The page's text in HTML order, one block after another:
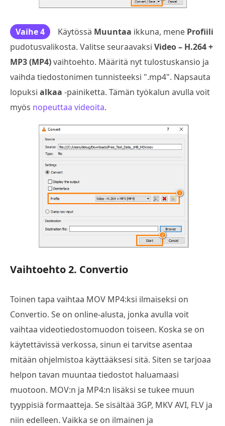
Vaihe 4 Käytössä Muuntaa ikkuna, mene Profiili
pudotusvalikosta. Valitse seuraavaksi Video – H.264 +
MP3 (MP4)vaihtoehto. Määritä nyt tulostuskansio ja
vaihda tiedostonimen tunnisteeksi ".mp4". Napsauta
lopuksi alkaa -painiketta. Tämän työkalun avulla voit
myös nopeuttaa videoita.
Vaihtoehto 2. Convertio
Toinen tapa vaihtaa MOV MP4:ksi ilmaiseksi on
Convertio. Se on online-alusta, jonka avulla voit
vaihtaa videotiedostomuodon toiseen. Koska se on
käytettävissä verkossa, sinun ei tarvitse asentaa
mitään ohjelmistoa käyttääksesi sitä. Siten se tarjoaa
helpon tavan muuntaa tiedostot haluamaasi
muotoon. MOV:n ja MP4:n lisäksi se tukee muun
tyyppisiä formaatteja. Se sisältää 3GP, MKV AVI, FLV ja
niin edelleen. Vaikka se on ilmainen ja